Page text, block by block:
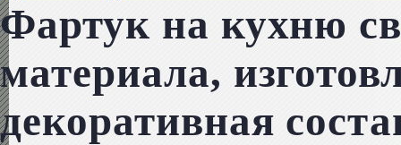
Фартук на кухню
материала,
декоративная